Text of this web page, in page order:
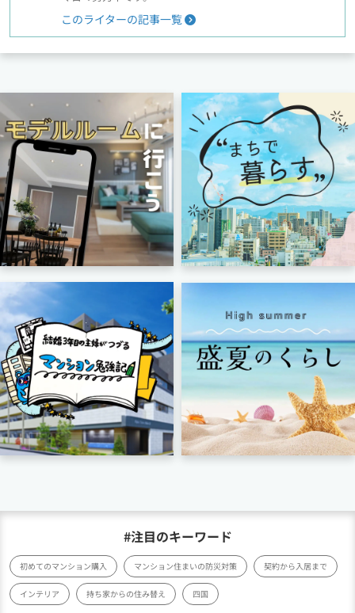
このライターの記事一覧
#注目のキーワード
初めてのマンション購入 マンション住まいの防災対策 契約から入居まで
インテリア 持ち家からの住み替え 四国